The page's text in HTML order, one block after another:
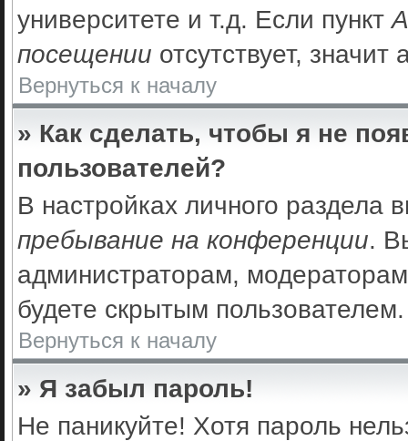
университете и т.д. Если пункт
посещении отсутствует,
Вернуться к началу
» Как сделать, чтобы я не
пользователей?
В настройках личного раздела
пребывание на конференции.
администраторам,
будете скрытым пользователем.
Вернуться к началу
» Я забыл пароль!
Не паникуйте! Хотя пароль